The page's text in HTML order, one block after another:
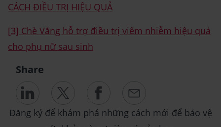
CÁCH ĐIỀU TRỊ HIỆU QUẢ
[3] Chè Vằng hỗ trợ điều trị viêm nhiễm hiệu quả
cho phụ nữ sau sinh
Share
Đăng ký để khám phá những cách mới để bảo vệ